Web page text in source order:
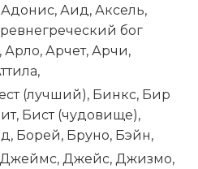
Аид, Аксель,
бог
Арло, Арчет, Арчи,
(лучший), Бинкс, Бир
Бист (чудовище),
Борей, Бруно, Бэйн,
Джейс, Джизмо,